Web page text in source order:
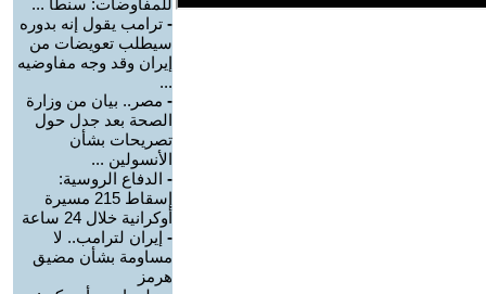
للمفاوضات: سنطا ...
- ترامب يقول إنه بدوره
سيطلب تعويضات من
إيران وقد وجه مفاوضيه
...
- مصر.. بيان من وزارة
الصحة بعد جدل حول
تصريحات بشأن
الأنسولين ...
- الدفاع الروسية:
إسقاط 215 مسيرة
أوكرانية خلال 24 ساعة
- إيران لترامب.. لا
مساومة بشأن مضيق
هرمز